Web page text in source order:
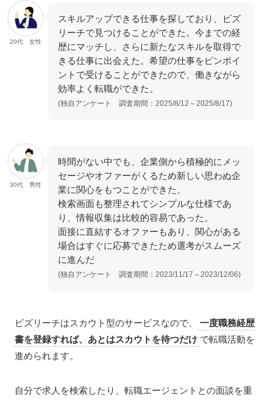
20代 女性
スキルアップできる仕事を探しており、ビズ
リーチで見つけることができた。今までの経
歴にマッチし、さらに新たなスキルを取得で
きる仕事に出会えた。希望の仕事をピンポイ
ントで受けることができたので、働きながら
効率よく転職ができた。
(独自アンケート 調査期間：2025/8/12～2025/8/17)
30代 男性
時間がない中でも、企業側から積極的にメッ
セージやオファーがくるため新しい思わぬ企
業に関心をもつことができた。
検索画面も整理されてシンプルな仕様であ
り、情報収集は比較的容易であった。
面接に直結するオファーもあり、関心がある
場合はすぐに応募できたため選考がスムーズ
に進んだ
(独自アンケート 調査期間：2023/11/17～2023/12/06)
ビズリーチはスカウト型のサービスなので、
一度職務経歴
書を登録すれば、あとはスカウトを待つだけ で転職活動を
進められます。
自分で求人を検索したり、転職エージェントとの面談を重